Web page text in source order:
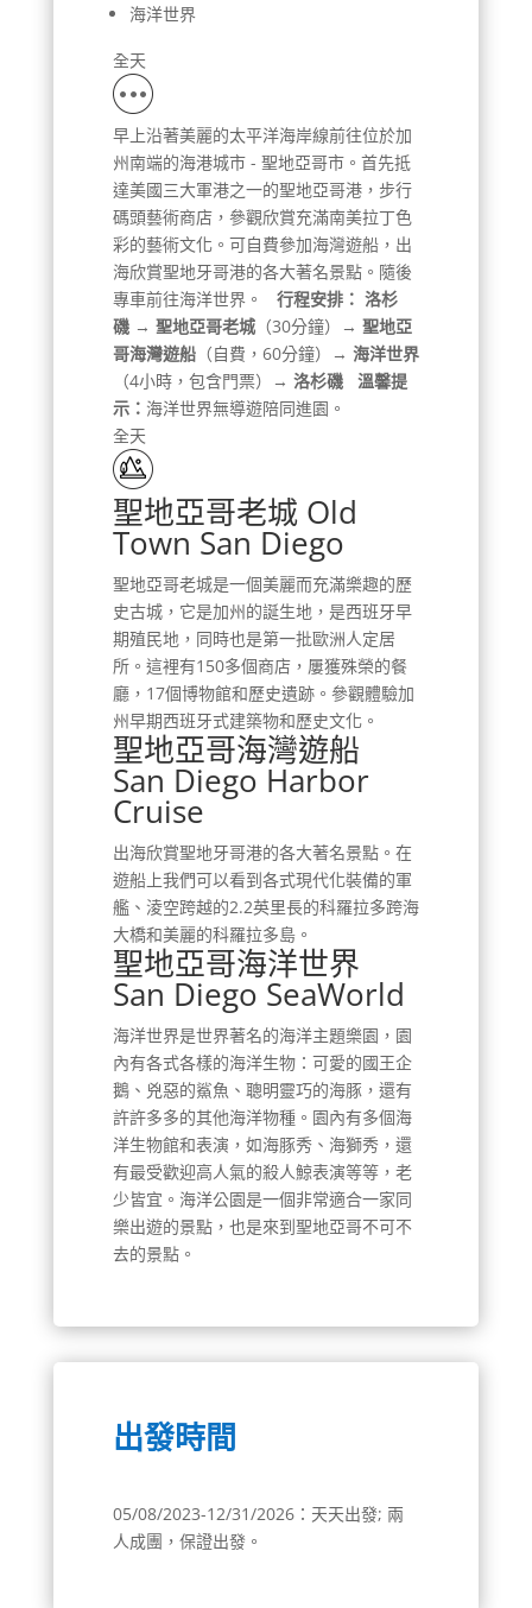
海洋世界
全天
早上沿著美麗的太平洋海岸線前往位於加
州南端的海港城市 - 聖地亞哥市。首先抵
達美國三大軍港之一的聖地亞哥港，步行
碼頭藝術商店，參觀欣賞充滿南美拉丁色
彩的藝術文化。可自費參加海灣遊船，出
海欣賞聖地牙哥港的各大著名景點。隨後
專車前往海洋世界。 行程安排： 洛杉
磯→ 聖地亞哥老城（30分鐘）→ 聖地亞
哥海灣遊船（自費，60分鐘）→ 海洋世界
（4小時，包含門票）→ 洛杉磯
溫馨提
示： 海洋世界無導遊陪同進園。
全天
聖地亞哥老城 Old
Town San Diego
聖地亞哥老城是一個美麗而充滿樂趣的歷
史古城，它是加州的誕生地，是西班牙早
期殖民地，同時也是第一批歐洲人定居
所。這裡有150多個商店，屢獲殊榮的餐
廳，17個博物館和歷史遺跡。參觀體驗加
州早期西班牙式建築物和歷史文化。
聖地亞哥海灣遊船
San Diego Harbor
Cruise
出海欣賞聖地牙哥港的各大著名景點。在
遊船上我們可以看到各式現代化裝備的軍
艦、淩空跨越的2.2英里長的科羅拉多跨海
大橋和美麗的科羅拉多島。
聖地亞哥海洋世界
San Diego SeaWorld
海洋世界是世界著名的海洋主題樂園，園
內有各式各樣的海洋生物：可愛的國王企
鵝、兇惡的鯊魚、聰明靈巧的海豚，還有
許許多多的其他海洋物種。園內有多個海
洋生物館和表演，如海豚秀、海獅秀，還
有最受歡迎高人氣的殺人鯨表演等等，老
少皆宜。海洋公園是一個非常適合一家同
樂出遊的景點，也是來到聖地亞哥不可不
去的景點。
出發時間
05/08/2023-12/31/2026：天天出發; 兩
人成團，保證出發。